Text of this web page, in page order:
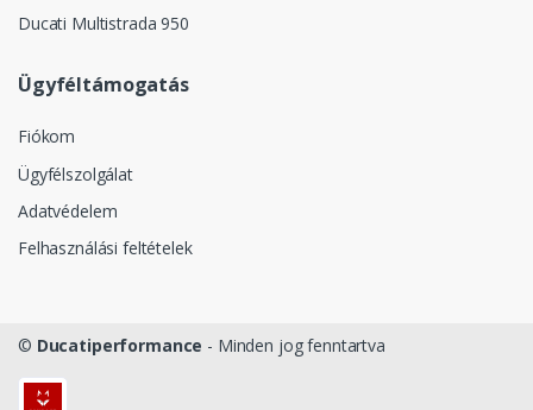
Ducati Multistrada 950
Ügyféltámogatás
Fiókom
Ügyfélszolgálat
Adatvédelem
Felhasználási feltételek
© Ducatiperformance - Minden jog fenntartva